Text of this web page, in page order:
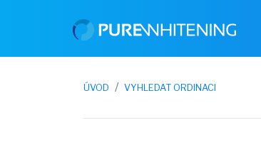
ÚVOD VYHLEDAT ORDINACI